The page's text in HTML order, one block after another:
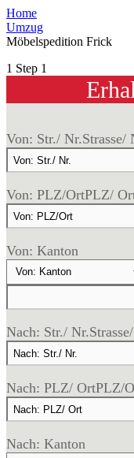
Home
Umzug
Möbelspedition Frick
1 Step 1
Von: Str./ Nr.Strasse/
Von: PLZ/OrtPLZ/
Von: Kanton
Nach: Str./ Nr.
Nach: PLZ/ OrtPLZ/
Nach: Kanton